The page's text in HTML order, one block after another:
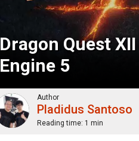
Dragon Quest
Engine 5
Author
Pladidus Santoso
Reading time: 1 min